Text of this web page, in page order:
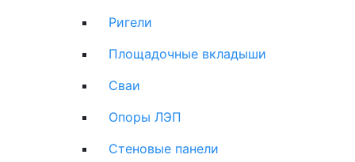
Ригели
Площадочные вкладыши
Сваи
Опоры ЛЭП
Стеновые панели